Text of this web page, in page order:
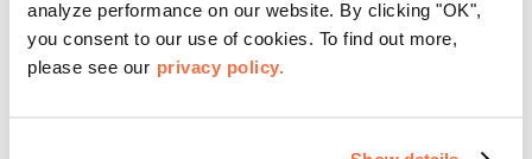
analyze performance on our website. By clicking "OK",
you consent to our use of cookies. To find out more,
please see our privacy policy.